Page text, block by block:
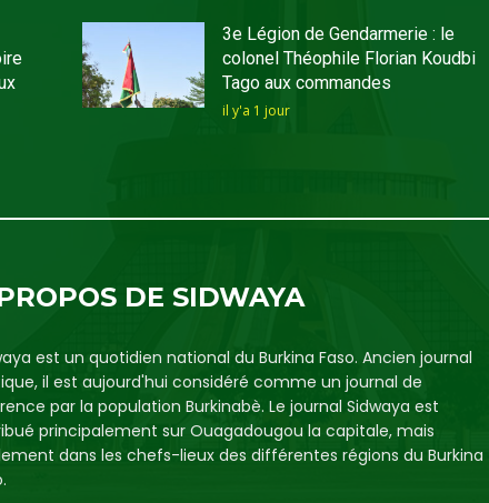
3e Légion de Gendarmerie : le
colonel Théophile Florian Koudbi
Tago aux commandes
il y'a 1 jour
DE SIDWAYA
est un quotidien national du Burkina Faso. Ancien journal
il est aujourd'hui considéré comme un journal de
par la population Burkinabè. Le journal Sidwaya est
principalement sur Ouagadougou la capitale, mais
dans les chefs-lieux des différentes régions du Burkina